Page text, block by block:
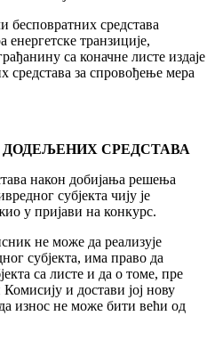
средстава
транзиције,
са коначне листе издаје
за спровођење мера
ДОДЕЉЕНИХ СРЕДСТАВА
након добијања решења
субјекта чију је
у пријави на конкурс.
не може да реализује
субјекта, има право да
са листе и да о томе, пре
и достави јој нову
износ не може бити већи од